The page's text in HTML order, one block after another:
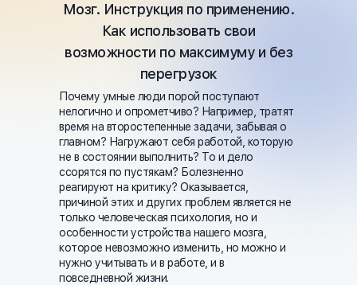
Почему умные люди порой поступают
нелогично и опрометчиво? Например, тратят
время на второстепенные задачи, забывая о
главном? Нагружают себя работой, которую
не в состоянии выполнить? То и дело
ссорятся по пустякам? Болезненно
реагируют на критику? Оказывается,
причиной этих и других проблем является не
только человеческая психология, но и
особенности устройства нашего мозга,
которое невозможно изменить, но можно и
нужно учитывать и в работе, и в
повседневной жизни.
Мозг. Инструкция по применению.
Как использовать свои
возможности по максимуму и без
перегрузок